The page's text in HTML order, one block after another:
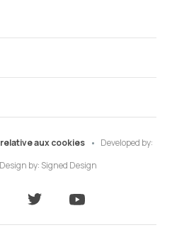
aux cookies
Developed by:
Design by: Signed Design